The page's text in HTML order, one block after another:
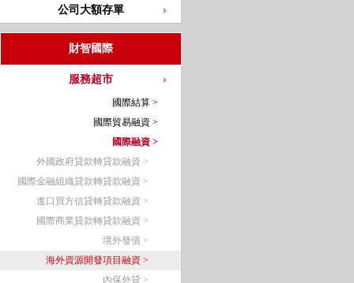
公司大額存單
財智國際
服務超市
國際結算 >
國際貿易融資 >
國際融資 >
外國政府貸款轉貸款融資 >
國際金融組織貸款轉貸款融資 >
進口買方信貸轉貸款融資 >
國際商業貸款轉貸款融資 >
境外發債 >
海外資源開發項目融資 >
內保外貸 >